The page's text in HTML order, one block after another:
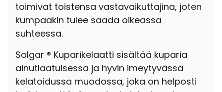
toimivat toistensa vastavaikuttajina, joten
kumpaakin tulee saada oikeassa
suhteessa.
Solgar ® Kuparikelaatti sisältää kuparia
ainutlaatuisessa ja hyvin imeytyvässä
kelatoidussa muodossa, joka on helposti